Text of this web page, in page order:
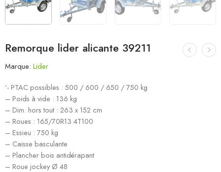
Remorque lider alicante 39211
Marque: Lider
‘- PTAC possibles : 500 / 600 / 650 / 750 kg
– Poids à vide : 136 kg
– Dim. hors tout : 263 x 152 cm
– Roues : 165/70R13 4T100
– Essieu : 750 kg
– Caisse basculante
– Plancher bois antidérapant
– Roue jockey Ø 48